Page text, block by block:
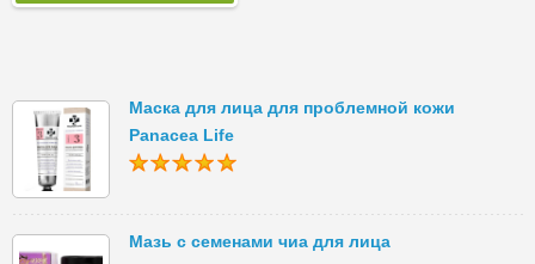
Маска для лица для проблемной кожи
Panacea Life
Мазь с семенами чиа для лица